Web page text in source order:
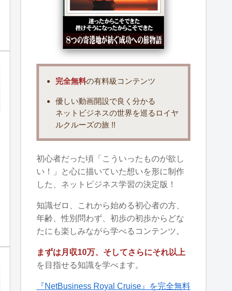
完全無料の有料級コンテンツ
優しい動画開設で良く分かる
ネットビジネスの世界を巡るロイヤ
ルクルーズの旅 !!
初心者だった頃「こういったものが欲し
い！」と心に描いていた想いを形に制作
した、ネットビジネス学習の決定版！
知識ゼロ、これから始める初心者の方、
年齢、性別問わず、初歩の初歩からどな
たにも楽しみながら学べるコンテンツ。
まずは月収10万、そしてさらにそれ以上
を目指せる知識を学べます。
『NetBusiness Royal Cruise』を完全無料